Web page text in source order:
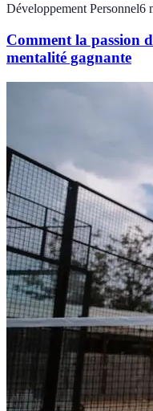
Développement Personnel6
Comment la passion
mentalité gagnante